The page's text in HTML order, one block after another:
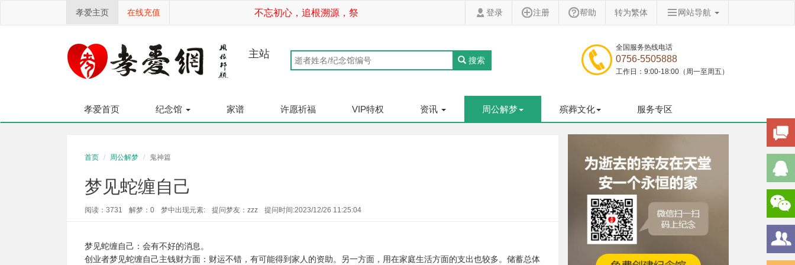
孝爱主页 在线充值 不忘初心，追根溯源，祭拜先祖，家道斐然！ 登录 注册 帮助 转为繁体 网站导航
主站
搜索
全国服务热线电话
0756-5505888
工作日：9:00-18:00（周一至周五）
孝爱首页 纪念馆 家谱 许愿祈福 VIP特权 资讯 周公解梦 殡葬文化 服务专区
首页 周公解梦 鬼神篇
梦见蛇缠自己
阅读：3731 解梦：0 梦中出现元素: 提问梦友：zzz 提问时间:2023/12/26 11:25:04
梦见蛇缠自己：会有不好的消息。
创业者梦见蛇缠自己主钱财方面：财运不错，有可能得到家人的资助。另一方面，用在家庭生活方面的支出也较多。储蓄总体